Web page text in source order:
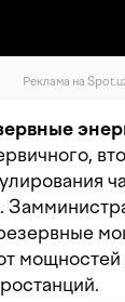
Реклама на